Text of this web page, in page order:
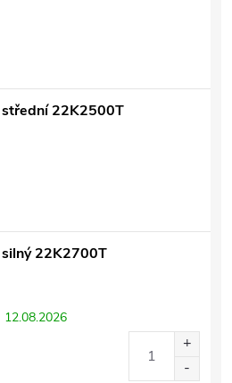
22K2500T
22K2700T
12.08.2026